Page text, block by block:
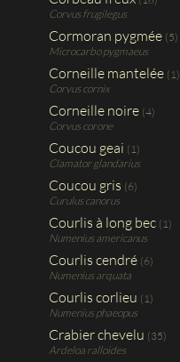
Corvus frugilegus
Cormoran pygmée (5)
Microcarbo pygmaeus
Corneille mantelée (1)
Corvus cornix
Corneille noire (4)
Corvus corone
Coucou geai (1)
Clamator glandarius
Coucou gris (6)
Curulus canorus
Courlis à long bec (1)
Numenius americanus
Courlis cendré (6)
Numenius arquata
Courlis corlieu (1)
Numenius phaeopus
Crabier chevelu (35)
Ardeloa ralloides